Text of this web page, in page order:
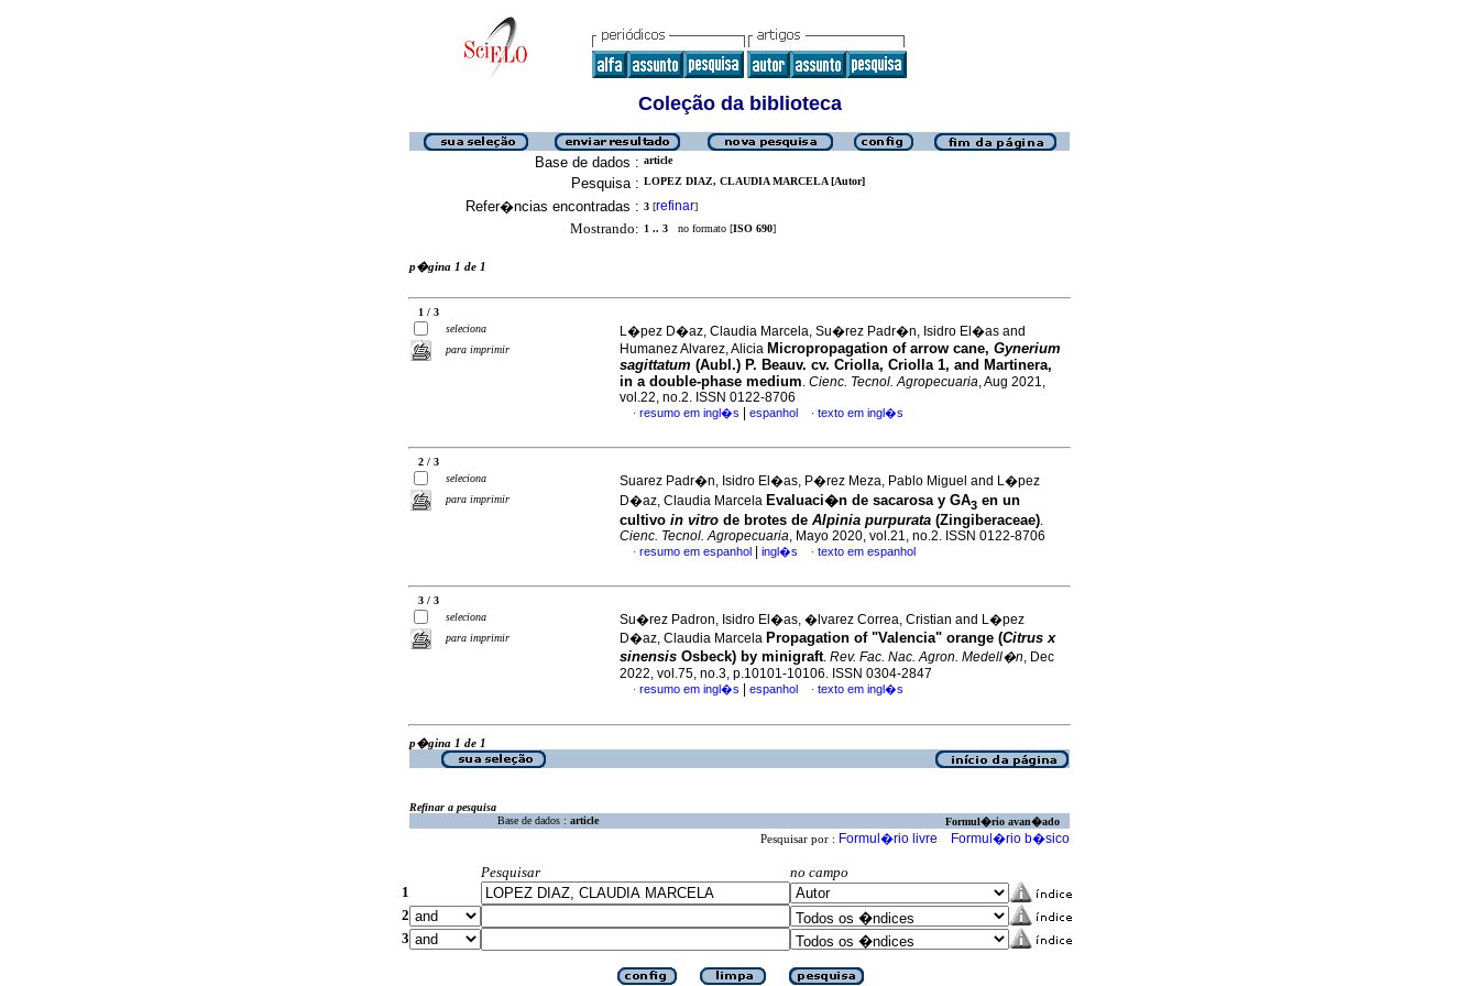
Coleção da biblioteca
Base de dados : article
Pesquisa : LOPEZ DIAZ, CLAUDIA MARCELA [Autor]
Refer�ncias encontradas : 3 [refinar]
Mostrando: 1 .. 3 no formato [ISO 690]
p�gina 1 de 1
1 / 3
seleciona
para imprimir
L�pez D�az, Claudia Marcela, Su�rez Padr�n, Isidro El�as and
Humanez Alvarez, Alicia Micropropagation of arrow cane, Gynerium
sagittatum (Aubl.) P. Beauv. cv. Criolla, Criolla 1, and Martinera,
in a double-phase medium. Cienc. Tecnol. Agropecuaria, Aug 2021,
vol.22, no.2. ISSN 0122-8706
· resumo em ingl�s espanhol · texto em ingl�s
2 / 3
seleciona
para imprimir
Suarez Padr�n, Isidro El�as, P�rez Meza, Pablo Miguel and L�pez
D�az, Claudia Marcela Evaluaci�n de sacarosa y GA3 en un
cultivo in vitro de brotes de Alpinia purpurata (Zingiberaceae)
Cienc. Tecnol. Agropecuaria , Mayo 2020, vol.21, no.2. ISSN 0122-8706
· resumo em espanhol | ingl�s · texto em espanhol
3 / 3
seleciona
para imprimir
Su�rez Padron, Isidro El�as, �lvarez Correa, Cristian and L�pez
D�az, Claudia Marcela Propagation of "Valencia" orange (Citrus x
sinensis Osbeck) by minigraft. Rev. Fac. Nac. Agron. Medell�n, Dec
2022, vol.75, no.3, p.10101-10106. ISSN 0304-2847
· resumo em ingl�s espanhol · texto em ingl�s
p�gina 1 de 1
Refinar a pesquisa
Base de dados : article Formul�rio avan�ado
Pesquisar por : Formul�rio livre Formul�rio b�sico
Pesquisar
no campo
1
2
3